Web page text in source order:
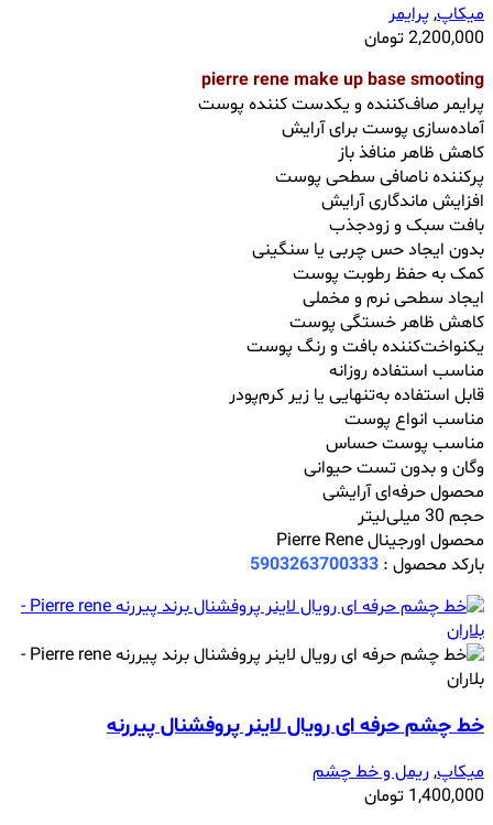
میکاپ,پرایمر
2,200,000تومان
pierre rene make up base smooting
پرایمر صاف‌کننده و یکدست کننده پوست
آماده‌سازی پوست برای آرایش
کاهش ظاهر منافذ باز
پرکننده ناصافی‌ سطحی پوست
افزایش ماندگاری آرایش
بافت سبک و زودجذب
بدون ایجاد حس چربی یا سنگینی
کمک به حفظ رطوبت پوست
ایجاد سطحی نرم و مخملی
کاهش ظاهر خستگی پوست
یکنواخت‌کننده بافت و رنگ پوست
مناسب استفاده روزانه
قابل استفاده به‌تنهایی یا زیر کرم‌پودر
مناسب انواع پوست
مناسب پوست حساس
وگان و بدون تست حیوانی
محصول حرفه‌ای آرایشی
حجم 30 میلی‌لیتر
محصول اورجینال Pierre Rene
بارکد محصول : 5903263700333
خط چشم حرفه ای رویال لاینر پروفشنال پیررنه
میکاپ,ریمل و خط چشم
1,400,000 تومان